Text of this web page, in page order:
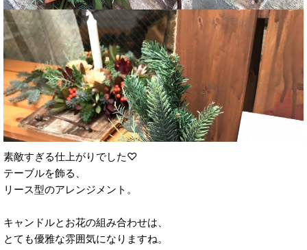
素敵すぎる仕上がりでした♡
テーブルを飾る、
リース型のアレンジメント。
キャンドルとお花の組み合わせは、
とても優雅な雰囲気になりますね。